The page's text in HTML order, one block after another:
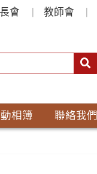
會 教師會
相簿 聯絡我們